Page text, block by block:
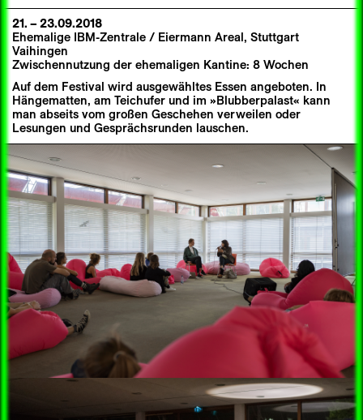
21. – 23.09.2018
Ehemalige IBM-Zentrale / Eiermann Areal, Stuttgart
Vaihingen
Zwischennutzung der ehemaligen Kantine: 8 Wochen
Auf dem Festival wird ausgewähltes Essen angeboten. In
Hängematten, am Teichufer und im »Blubberpalast« kann
man abseits vom großen Geschehen verweilen oder
Lesungen und Gesprächsrunden lauschen.